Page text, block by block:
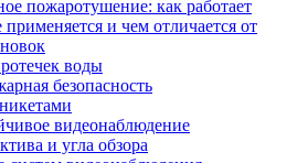
пожаротушение: как работает
применяется и чем отличается от
воды
безопасность
видеонаблюдение
и угла обзора